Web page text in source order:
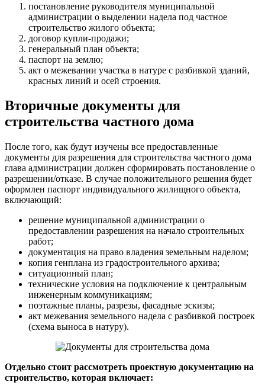
постановление руководителя муниципальной
администрации о выделении надела под частное
строительство жилого объекта;
договор купли-продажи;
генеральный план объекта;
паспорт на землю;
акт о межевании участка в натуре с разбивкой зданий,
красных линий и осей строения.
Вторичные документы для
строительства частного дома
После того, как будут изучены все предоставленные
документы для разрешения для строительства частного дома
глава администрации должен сформировать постановление о
разрешении/отказе. В случае положительного решения будет
оформлен паспорт индивидуального жилищного объекта,
включающий:
решение муниципальной администрации о
предоставлении разрешения на начало строительных
работ;
документация на право владения земельным наделом;
копия генплана из градостроительного архива;
ситуационный план;
технические условия на подключение к центральным
инженерным коммуникациям;
поэтажные планы, разрезы, фасадные эскизы;
акт межевания земельного надела с разбивкой построек
(схема выноса в натуру).
Отдельно стоит рассмотреть проектную документацию на
строительство, которая включает: